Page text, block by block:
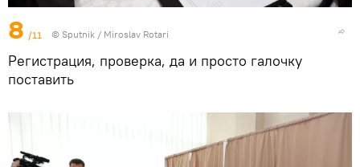
8 /11 © Sputnik / Miroslav Rotari
Регистрация, проверка, да и просто галочку
поставить